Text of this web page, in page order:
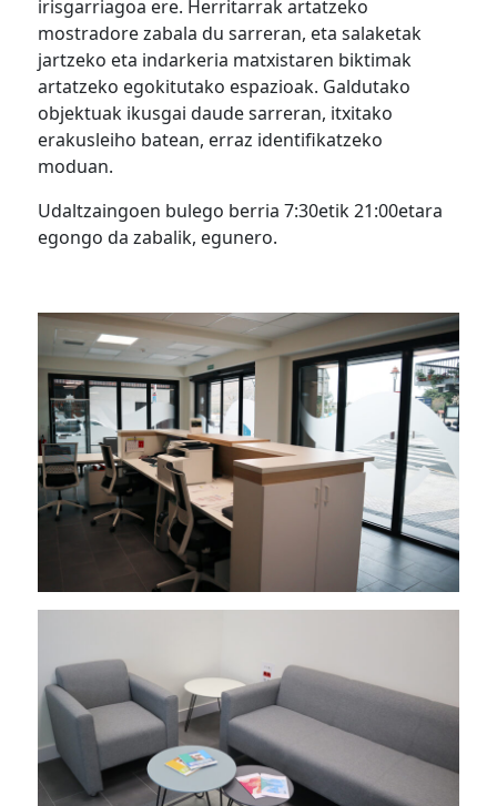
irisgarriagoa ere. Herritarrak artatzeko
mostradore zabala du sarreran, eta salaketak
jartzeko eta indarkeria matxistaren biktimak
artatzeko egokitutako espazioak. Galdutako
objektuak ikusgai daude sarreran, itxitako
erakusleiho batean, erraz identifikatzeko
moduan.
Udaltzaingoen bulego berria 7:30etik 21:00etara
egongo da zabalik, egunero.